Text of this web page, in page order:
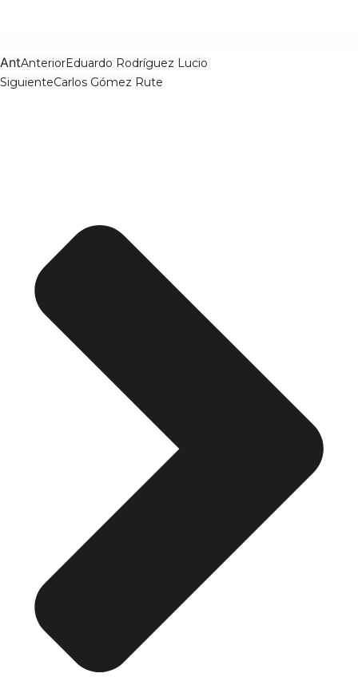
AntAnteriorEduardo Rodríguez Lucio
SiguienteCarlos Gómez Rute